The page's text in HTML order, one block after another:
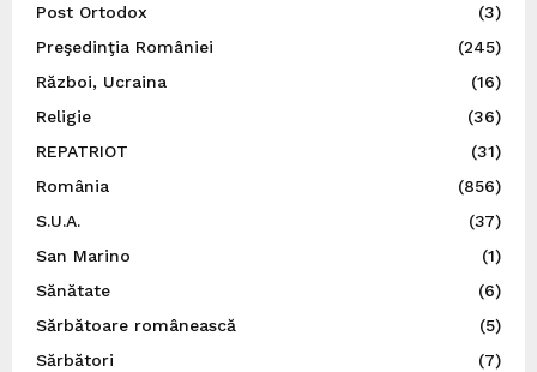
Post Ortodox
(3)
Preşedinţia României
(245)
Război, Ucraina
(16)
Religie
(36)
REPATRIOT
(31)
România
(856)
S.U.A.
(37)
San Marino
(1)
Sănătate
(6)
Sărbătoare românească
(5)
Sărbători
(7)